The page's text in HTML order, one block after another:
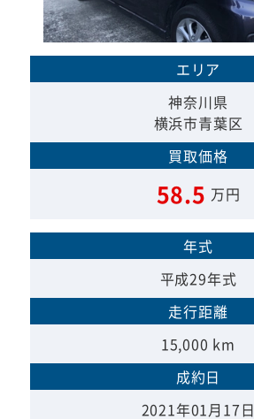
エリア
神奈川県
横浜市青葉区
買取価格
58.5 万円
年式
平成29年式
走行距離
15,000 km
成約日
2021年01月17日